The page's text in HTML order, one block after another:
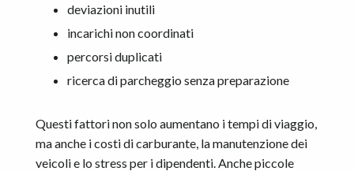
deviazioni inutili
incarichi non coordinati
percorsi duplicati
ricerca di parcheggio senza preparazione
Questi fattori non solo aumentano i tempi di viaggio,
ma anche i costi di carburante, la manutenzione dei
veicoli e lo stress per i dipendenti. Anche piccole